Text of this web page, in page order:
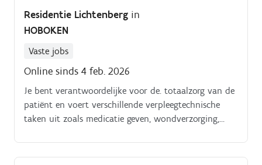
Residentie Lichtenberg in
HOBOKEN
Vaste jobs
Online sinds 4 feb. 2026
Je bent verantwoordelijke voor de. totaalzorg van de
patiënt en voert verschillende verpleegtechnische
taken uit zoals medicatie geven, wondverzorging,
van chemopomp, sondevoeding, nierdialyse, ….